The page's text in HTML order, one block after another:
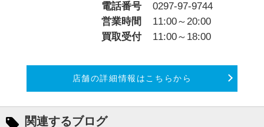
電話番号
0297-97-9744
営業時間
11:00～20:00
買取受付
11:00～18:00
店舗の詳細情報はこちらから
関連するブログ